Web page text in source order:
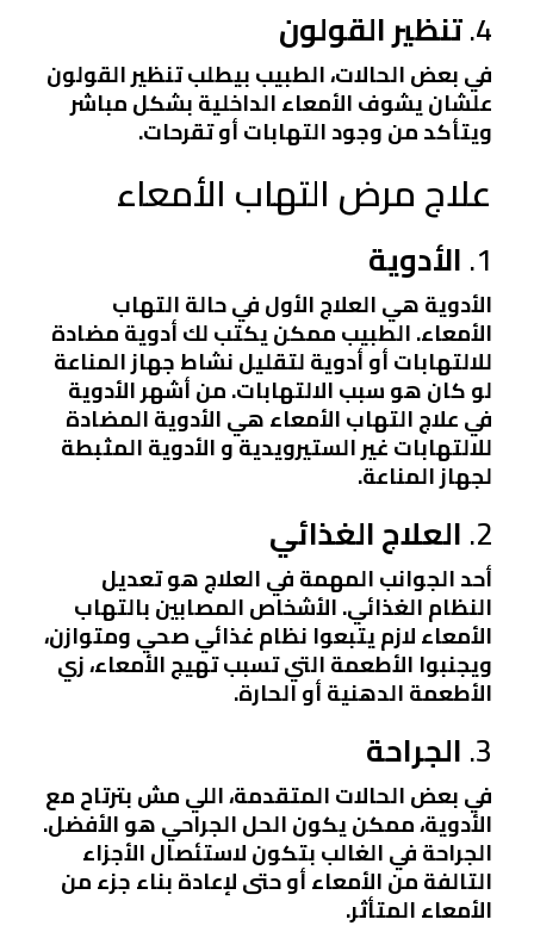
4. تنظير القولون
في بعض الحالات، الطبيب بيطلب تنظير القولون
علشان يشوف الأمعاء الداخلية بشكل مباشر
ويتأكد من وجود التهابات أو تقرحات.
علاج مرض التهاب الأمعاء
1. الأدوية
الأدوية هي العلاج الأول في حالة التهاب
الأمعاء. الطبيب ممكن يكتب لك أدوية مضادة
للالتهابات أو أدوية لتقليل نشاط جهاز المناعة
لو كان هو سبب الالتهابات. من أشهر الأدوية
في علاج التهاب الأمعاء هيالأدوية المضادة
للالتهابات غير الستيرويديةوالأدوية المثبطة
لجهاز المناعة.
2. العلاج الغذائي
أحد الجوانب المهمة في العلاج هو تعديل
النظام الغذائي. الأشخاص المصابين بالتهاب
الأمعاء لازم يتبعوا نظام غذائي صحي ومتوازن،
ويجنبوا الأطعمة التي تسبب تهيج الأمعاء، زي
الأطعمة الدهنية أو الحارة.
3. الجراحة
في بعض الحالات المتقدمة، اللي مش بترتاح مع
الأدوية، ممكن يكون الحل الجراحي هو الأفضل.
الجراحة في الغالب بتكون لاستئصال الأجزاء
التالفة من الأمعاء أو حتى لإعادة بناء جزء من
الأمعاء المتأثر.